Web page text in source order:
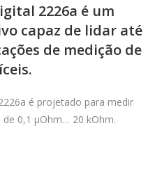
2226a é um
capaz de lidar até
de medição de
é projetado para medir
0,1 μOhm… 20 kOhm.